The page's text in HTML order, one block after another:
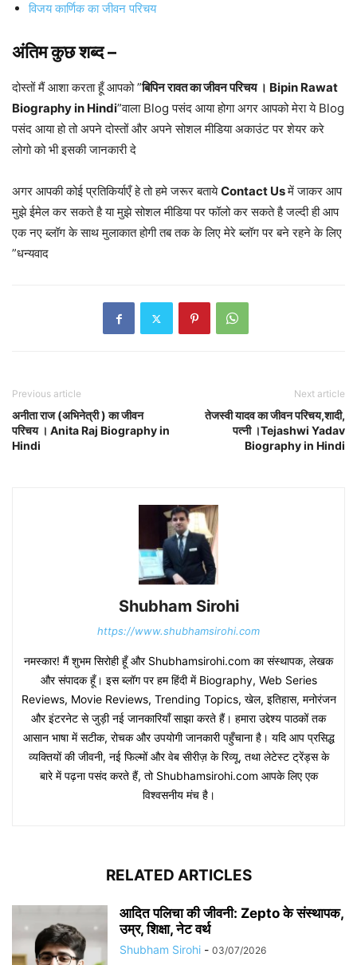
विजय कार्णिक का जीवन परिचय
अंतिम कुछ शब्द–
दोस्तों मैं आशा करता हूँ आपको ”बिपिन रावत का जीवन परिचय । Bipin Rawat
Biography in Hindi”वाला Blog पसंद आया होगा अगर आपको मेरा ये Blog
पसंद आया हो तो अपने दोस्तों और अपने सोशल मीडिया अकाउंट पर शेयर करे
लोगो को भी इसकी जानकारी दे
अगर आपकी कोई प्रतिकिर्याएँ हे तो हमे जरूर बतायेContact Usमें जाकर आप
मुझे ईमेल कर सकते है या मुझे सोशल मीडिया पर फॉलो कर सकते है जल्दी ही आप
एक नए ब्लॉग के साथ मुलाकात होगी तब तक के लिए मेरे ब्लॉग पर बने रहने के लिए
”धन्यवाद
Previous article
अनीता राज (अभिनेत्री ) का जीवन
परिचय । Anita Raj Biography in
Hindi
Next article
तेजस्वी यादव का जीवन परिचय,शादी,
पत्नी ।Tejashwi Yadav
Biography in Hindi
Shubham Sirohi
https://www.shubhamsirohi.com
नमस्कार! मैं शुभम सिरोही हूँ और Shubhamsirohi.com का संस्थापक, लेखक
और संपादक हूँ। इस ब्लॉग पर हम हिंदी में Biography, Web Series
Reviews, Movie Reviews, Trending Topics, खेल, इतिहास, मनोरंजन
और इंटरनेट से जुड़ी नई जानकारियाँ साझा करते हैं। हमारा उद्देश्य पाठकों तक
आसान भाषा में सटीक, रोचक और उपयोगी जानकारी पहुँचाना है। यदि आप प्रसिद्ध
व्यक्तियों की जीवनी, नई फिल्मों और वेब सीरीज़ के रिव्यू, तथा लेटेस्ट ट्रेंड्स के
बारे में पढ़ना पसंद करते हैं, तो Shubhamsirohi.com आपके लिए एक
विश्वसनीय मंच है।
RELATED ARTICLES
आदित पलिचा की जीवनी: Zepto के संस्थापक,
उम्र, शिक्षा, नेट वर्थ
Shubham Sirohi - 03/07/2026